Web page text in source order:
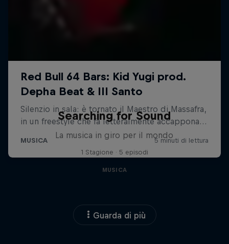
Searching for Sound
La musica in giro per il mondo
1 Stagione · 5 episodi
MUSICA
Guarda di più